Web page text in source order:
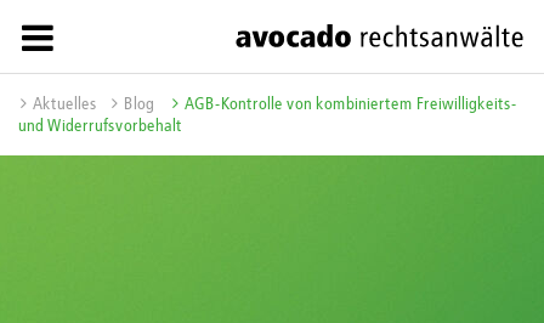
Aktuelles Blog
AGB-Kontrolle von kombiniertem Freiwilligkeits-
und Widerrufsvorbehalt